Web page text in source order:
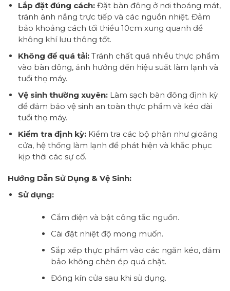
Lắp đặt đúng cách:Đặt bàn đông ở nơi thoáng mát,
tránh ánh nắng trực tiếp và các nguồn nhiệt. Đảm
bảo khoảng cách tối thiểu 10cm xung quanh để
không khí lưu thông tốt.
Không để quá tải:Tránh chất quá nhiều thực phẩm
vào bàn đông, ảnh hưởng đến hiệu suất làm lạnh và
tuổi thọ máy.
Vệ sinh thường xuyên:Làm sạch bàn đông định kỳ
để đảm bảo vệ sinh an toàn thực phẩm và kéo dài
tuổi thọ máy.
Kiểm tra định kỳ:Kiểm tra các bộ phận như gioăng
cửa, hệ thống làm lạnh để phát hiện và khắc phục
kịp thời các sự cố.
Hướng Dẫn Sử Dụng & Vệ Sinh:
Sử dụng:
Cắm điện và bật công tắc nguồn.
Cài đặt nhiệt độ mong muốn.
Sắp xếp thực phẩm vào các ngăn kéo, đảm
bảo không chèn ép quá chặt.
Đóng kín cửa sau khi sử dụng.